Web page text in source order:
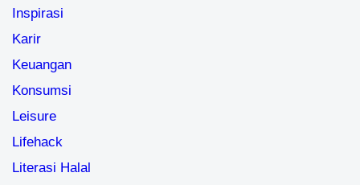
Inspirasi
Karir
Keuangan
Konsumsi
Leisure
Lifehack
Literasi Halal